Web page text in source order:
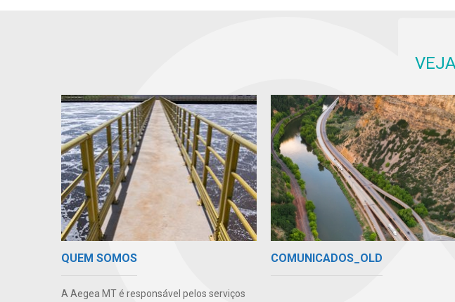
QUEM SOMOS
A Aegea MT é responsável pelos serviços
COMUNICADOS_OLD